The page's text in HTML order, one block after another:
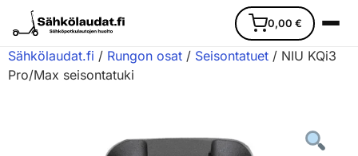
0,00 €
Sähkölaudat.fi / Rungon osat / Seisontatuet / NIU KQi3
Pro/Max seisontatuki